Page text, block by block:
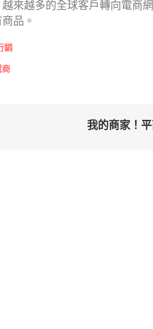
來越多的全球客戶轉向電商
品。
銷
商
我的商家！